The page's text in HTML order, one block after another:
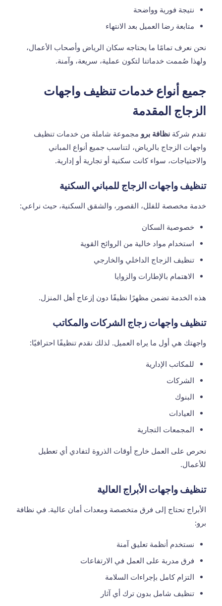
نتيجة فورية وواضحة
متابعة رضا العميل بعد الانتهاء
نحن نعرف تمامًا ما يحتاجه سكان الرياض وأصحاب الأعمال،
ولهذا صُممت خدماتنا لتكون عملية، سريعة، وآمنة.
جميع أنواع خدمات تنظيف واجهات
الزجاج المقدمة
تقدم شركة نظافة برو مجموعة شاملة من خدمات تنظيف
واجهات الزجاج بالرياض، لتناسب جميع أنواع المباني
والاحتياجات، سواء كانت سكنية أو تجارية أو إدارية.
تنظيف واجهات الزجاج للمباني السكنية
خدمة مخصصة للفلل، القصور، والشقق السكنية، حيث نراعي:
خصوصية السكان
استخدام مواد خالية من الروائح القوية
تنظيف الزجاج الداخلي والخارجي
الاهتمام بالإطارات والزوايا
هذه الخدمة تضمن مظهرًا نظيفًا دون إزعاج أهل المنزل.
تنظيف واجهات زجاج الشركات والمكاتب
واجهتك هي أول ما يراه العميل. لذلك نقدم تنظيفًا احترافيًا:
للمكاتب الإدارية
الشركات
البنوك
العيادات
المجمعات التجارية
نحرص على العمل خارج أوقات الذروة لتفادي أي تعطيل
للأعمال.
تنظيف واجهات الأبراج العالية
الأبراج تحتاج إلى فرق متخصصة ومعدات أمان عالية. في نظافة
برو:
نستخدم أنظمة تعليق آمنة
فرق مدربة على العمل في الارتفاعات
التزام كامل بإجراءات السلامة
تنظيف شامل بدون ترك أي آثار